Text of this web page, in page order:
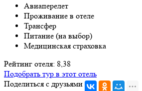
Авиаперелет
Проживание в отеле
Трансфер
Питание (на выбор)
Медицинская страховка
Рейтинг отеля: 8,38
Подобрать тур в этот отель
Поделиться с друзьями